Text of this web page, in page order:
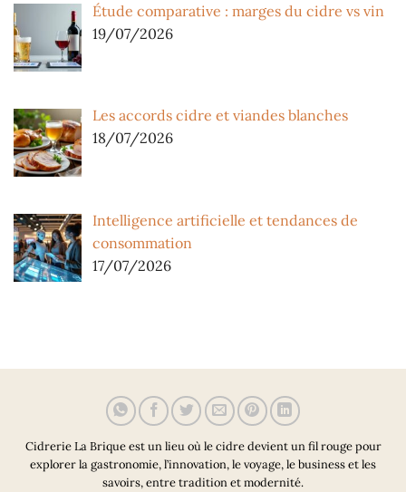
Étude comparative : marges du cidre vs vin
19/07/2026
Les accords cidre et viandes blanches
18/07/2026
Intelligence artificielle et tendances de
consommation
17/07/2026
Cidrerie La Brique est un lieu où le cidre devient un fil rouge pour
explorer la gastronomie, l’innovation, le voyage, le business et les
savoirs, entre tradition et modernité.